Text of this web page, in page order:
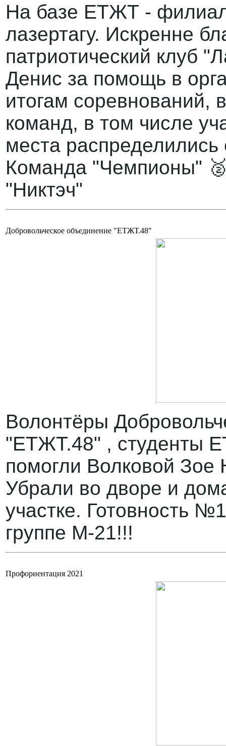
На базе ЕТЖТ -
лазертагу. Искренне
патриотический клуб
Денис за помощь в
итогам соревнований,
команд, в том числе
места
Команда "Чемпионы"
"Никтэч"
Добровольческое объединение "ЕТЖТ.48"
Волонтёры
"ЕТЖТ.48" , студенты
помогли Волковой Зое
Убрали во дворе и
участке. Готовность
группе М-21!!!
Профориентация 2021